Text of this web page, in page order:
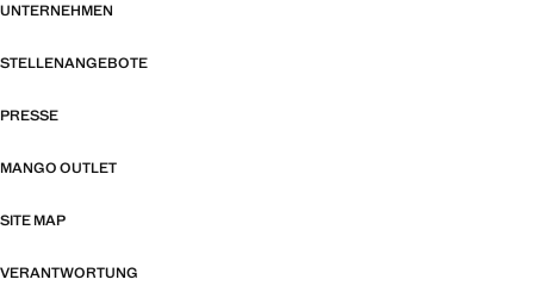
UNTERNEHMEN
STELLENANGEBOTE
PRESSE
MANGO OUTLET
SITE MAP
VERANTWORTUNG